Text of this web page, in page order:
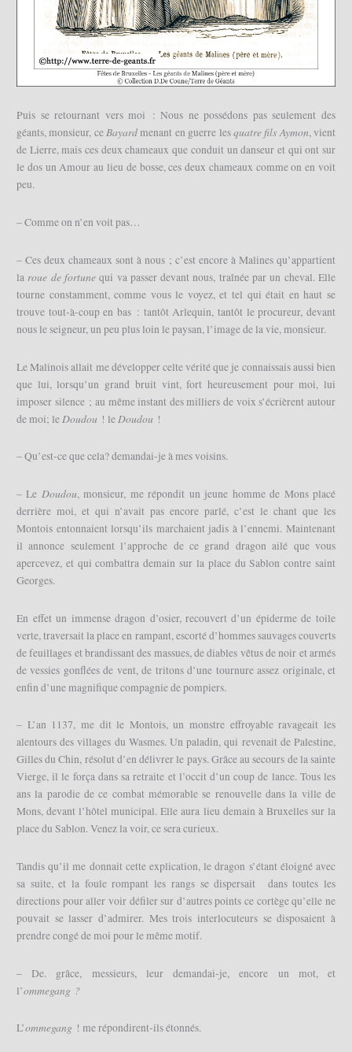
Puis se retournant vers moi : Nous ne possédons pas seulement des
géants, monsieur, ceBayardmenant en guerre lesquatre fils Aymon, vient
de Lierre, mais ces deux chameaux que conduit un danseur et qui ont sur
le dos un Amour au lieu de bosse, ces deux chameaux comme on en voit
peu.
– Comme on n’en voit pas…
– Ces deux chameaux sont à nous ; c’est encore à Malines qu’appartient
laroue de fortunequi va passer devant nous, traînée par un cheval. Elle
tourne constamment, comme vous le voyez, et tel qui était en haut se
trouve tout-à-coup en bas : tantôt Arlequin, tantôt le procureur, devant
nous le seigneur, un peu plus loin le paysan, l’image de la vie, monsieur.
Le Malinois allait me développer celte vérité que je connaissais aussi bien
que lui, lorsqu’un grand bruit vint, fort heureusement pour moi, lui
imposer silence ; au même instant des milliers de voix s’écrièrent autour
de moi; le Doudou ! le Doudou !
– Qu’est-ce que cela? demandai-je à mes voisins.
– Le Doudou, monsieur, me répondit un jeune homme de Mons placé
derrière moi, et qui n’avait pas encore parlé, c’est le chant que les
Montois entonnaient lorsqu’ils marchaient jadis à l’ennemi. Maintenant
il annonce seulement l’approche de ce grand dragon ailé que vous
apercevez, et qui combattra demain sur la place du Sablon contre saint
Georges.
En effet un immense dragon d’osier, recouvert d’un épiderme de toile
verte, traversait la place en rampant, escorté d’hommes sauvages couverts
de feuillages et brandissant des massues, de diables vêtus de noir et armés
de vessies gonflées de vent, de tritons d’une tournure assez originale, et
enfin d’une magnifique compagnie de pompiers.
– L’an 1137, me dit le Montois, un monstre effroyable ravageait les
alentours des villages du Wasmes. Un paladin, qui revenait de Palestine,
Gilles du Chin, résolut d’en délivrer le pays. Grâce au secours de la sainte
Vierge, il le força dans sa retraite et l’occit d’un coup de lance. Tous les
ans la parodie de ce combat mémorable se renouvelle dans la ville de
Mons, devant l’hôtel municipal. Elle aura lieu demain à Bruxelles sur la
place du Sablon. Venez la voir, ce sera curieux.
Tandis qu’il me donnait cette explication, le dragon s’étant éloigné avec
sa suite, et la foule rompant les rangs se dispersait dans toutes les
directions pour aller voir défiler sur d’autres points ce cortège qu’elle ne
pouvait se lasser d’admirer. Mes trois interlocuteurs se disposaient à
prendre congé de moi pour le même motif.
– De. grâce, messieurs, leur demandai-je, encore un mot, et
l’ommegang ?
L’ommegang ! me répondirent-ils étonnés.